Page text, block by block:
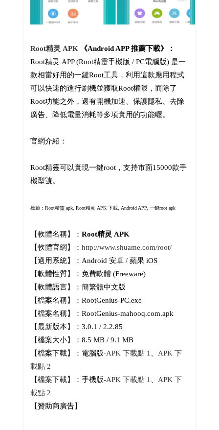
Root精灵 APK《Android APP 推薦下載》：
Root精灵 APP (Root精靈手機版 / PC電腦版) 是一
款相當好用的一鍵Root工具，利用這款應用程式
可以快速的進行刷機並獲取Root權限，而除了
Root功能之外，還有開機加速、保護隱私、去除
廣告、降低電量消耗等多項實用的功能喔。
官網介紹：
Root精靈可以實現一鍵root，支持市面15000款手
機型號。
標籤：Root精靈 apk, Root精灵 APK 下載, Android APP, 一鍵root apk
【軟體名稱】： Root精灵 APK
【軟體官網】： http://www.shuame.com/root/
【適用系統】：Android 安卓 / 蘋果 iOS
【軟體性質】：免費軟體 (Freeware)
【軟體語言】：簡繁體中文版
【檔案名稱】：RootGenius-PC.exe
【檔案名稱】：RootGenius-mahooq.com.apk
【最新版本】：3.0.1 / 2.2.85
【檔案大小】：8.5 MB / 9.1 MB
【檔案下載】：電腦版-APK 下載點 1、 APK 下
載點 2
【檔案下載】：手機版-APK 下載點 1、 APK 下
載點 2
【贊助商廣告】